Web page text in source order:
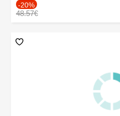
-20%
48.57€